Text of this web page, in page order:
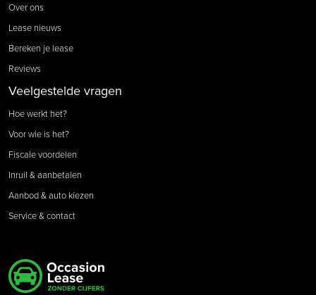
Over ons
Lease nieuws
Bereken je lease
Reviews
Veelgestelde vragen
Hoe werkt het?
Voor wie is het?
Fiscale voordelen
Inruil & aanbetalen
Aanbod & auto kiezen
Service & contact